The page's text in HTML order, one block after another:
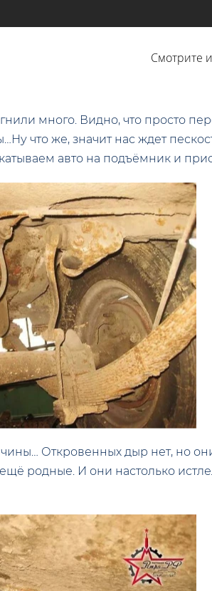
Смотрите
много. Видно, что просто
что же, значит нас ждет
авто на подъёмник и
Откровенных дыр нет, но
ещё родные. И они настолько